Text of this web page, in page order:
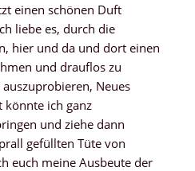
einen schönen Duft
liebe es, durch die
hier und da und dort einen
und drauflos zu
Neues
ich ganz
und ziehe dann
gefüllten Tüte von
euch meine Ausbeute der